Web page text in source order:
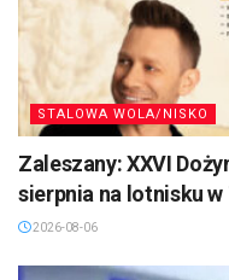
STALOWA WOLA/NISKO
Zaleszany: XXVI
sierpnia na lotnisku w
2026-08-06